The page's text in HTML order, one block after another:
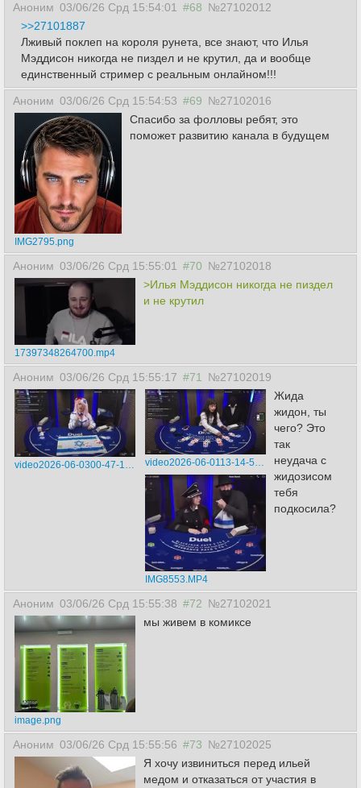
Аноним 03/06/26 Срд 15:54:01 #68 №27102012
>>27101887
Лживый поклеп на короля рунета, все знают, что Илья
Мэддисон никогда не пиздел и не крутил, да и вообще
единственный стример с реальным онлайном!!!
Аноним 03/06/26 Срд 15:54:53 #69 №27102016
IMG2795.png
Спасибо за фолловы ребят, это
поможет развитию канала в будущем
Аноним 03/06/26 Срд 15:55:01 #70 №27102018
17397348264700.mp4
>Илья Мэддисон никогда не пиздел
и не крутил
Аноним 03/06/26 Срд 15:55:17 #71 №27102019
video2026-06-0113-14-53.mp4
IMG8553.MP4
Жида
жидон, ты
чего? Это
так
неудача с
жидозисом
тебя
подкосила?
Аноним 03/06/26 Срд 15:55:38 #72 №27102021
image.png
мы живем в комиксе
Аноним 03/06/26 Срд 15:55:56 #73 №27102025
Я хочу извиниться перед ильей
медом и отказаться от участия в